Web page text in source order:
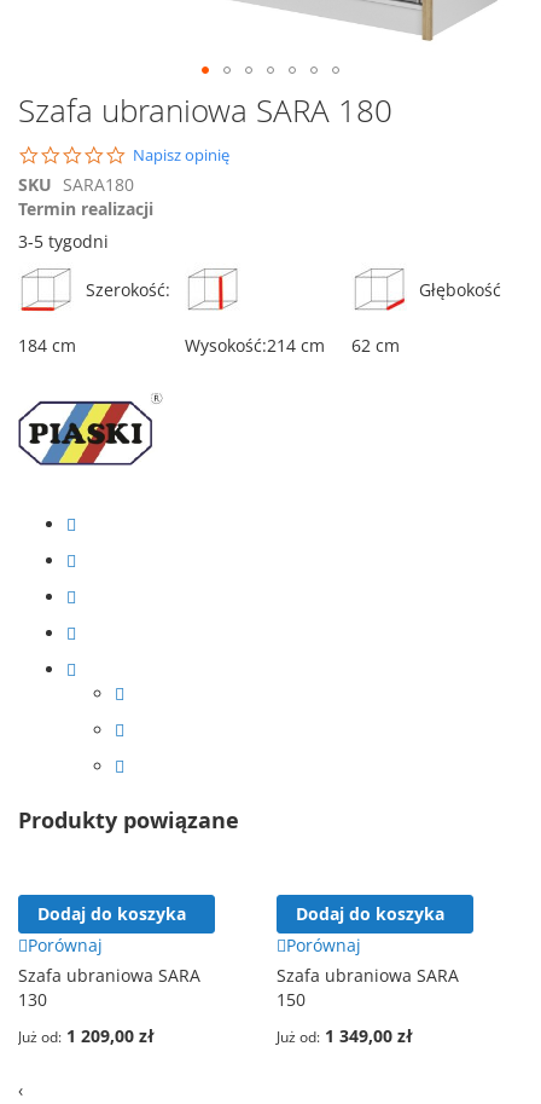
Przejdź
na
początek
galerii
Szafa ubraniowa SARA 180
0.0
star
rating
Napisz opinię
SKU SARA180
Termin realizacji
3-5 tygodni
Szerokość:
184 cm Wysokość:214 cm
Głębokość
62 cm
Produkty powiązane
Dodaj do koszyka
Porównaj
Szafa ubraniowa SARA
130
Już od 1 209,00 zł
Dodaj do koszyka
Porównaj
Szafa ubraniowa SARA
150
Już od 1 349,00 zł
‹